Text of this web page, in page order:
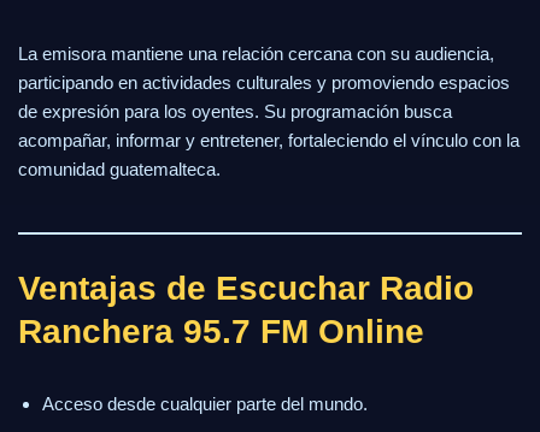
La emisora mantiene una relación cercana con su audiencia,
participando en actividades culturales y promoviendo espacios
de expresión para los oyentes. Su programación busca
acompañar, informar y entretener, fortaleciendo el vínculo con la
comunidad guatemalteca.
Ventajas de Escuchar Radio
Ranchera 95.7 FM Online
Acceso desde cualquier parte del mundo.